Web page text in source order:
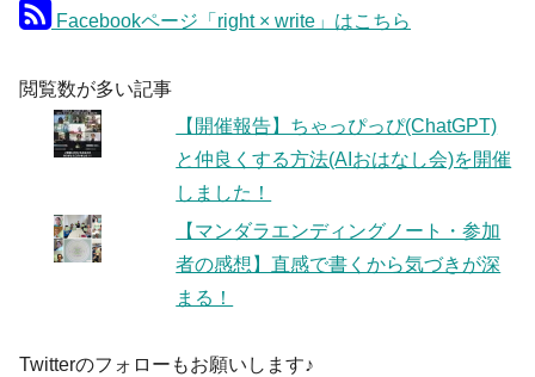
Facebookページ「right × write」はこちら
閲覧数が多い記事
【開催報告】ちゃっぴっぴ(ChatGPT)
と仲良くする方法(AIおはなし会)を開催
しました！
【マンダラエンディングノート・参加
者の感想】直感で書くから気づきが深
まる！
Twitterのフォローもお願いします♪